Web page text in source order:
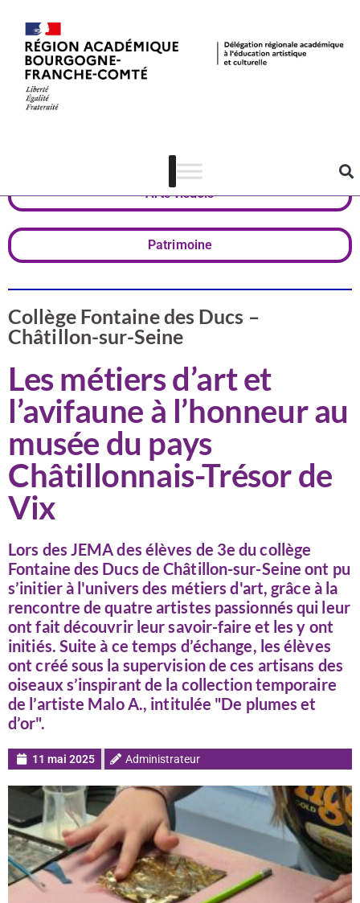
Arts visuels
Patrimoine
Collège Fontaine des Ducs –
Châtillon-sur-Seine
Les métiers d’art et
l’avifaune à l’honneur au
musée du pays
Châtillonnais-Trésor de
Vix
Lors des JEMA des élèves de 3e du collège
Fontaine des Ducs de Châtillon-sur-Seine ont pu
s’initier à l'univers des métiers d'art, grâce à la
rencontre de quatre artistes passionnés qui leur
ont fait découvrir leur savoir-faire et les y ont
initiés. Suite à ce temps d’échange, les élèves
ont créé sous la supervision de ces artisans des
oiseaux s’inspirant de la collection temporaire
de l’artiste Malo A., intitulée "De plumes et
d’or".
11 mai 2025 Administrateur